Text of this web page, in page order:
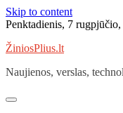
Skip to content
Penktadienis, 7
ŽiniosPlius.lt
Naujienos, verslas,